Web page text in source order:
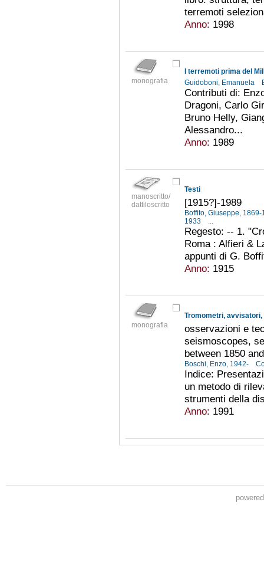
terremoti
Anno: 1998
monografia
I terremoti prima del
Guidoboni, Emanuela
Contributi di:
Dragoni, Carlo
Bruno Helly,
Alessandro...
Anno: 1989
manoscritto/
dattiloscritto
Testi
[1915?]-1989
Boffito, Giuseppe,
1933
...
Regesto: -- 1.
Roma : Alfieri &
appunti di G.
Anno: 1915
monografia
Tromometri,
osservazioni e
seismoscopes,
between 1850
Boschi, Enzo, 1942-
Indice:
un metodo di
strumenti della
Anno: 1991